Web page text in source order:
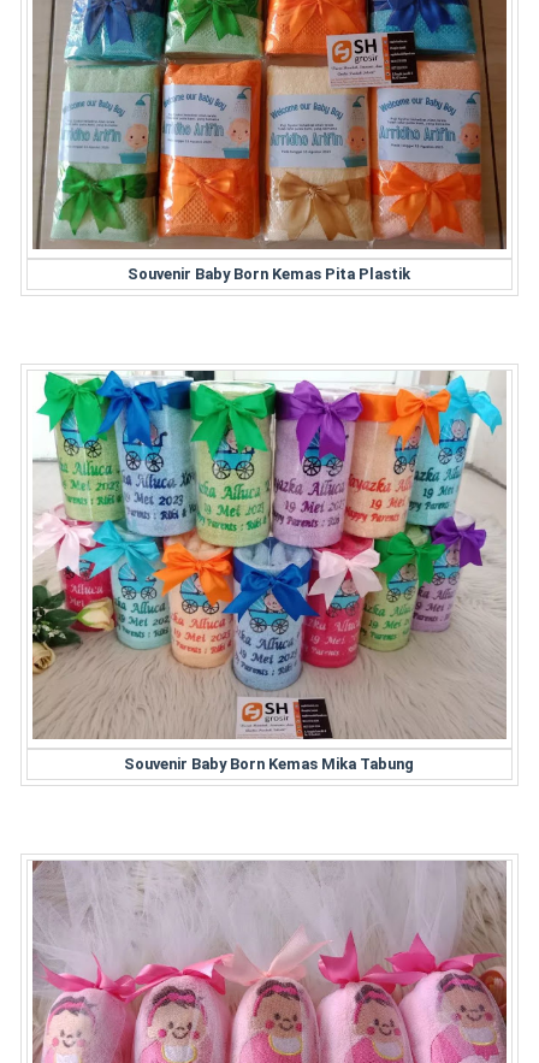
Souvenir Baby Born Kemas Pita Plastik
Souvenir Baby Born Kemas Mika Tabung